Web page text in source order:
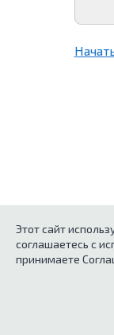
Этот сайт
соглашаетесь с
принимаете